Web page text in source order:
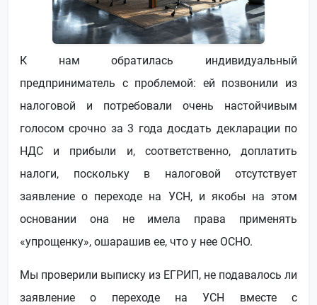
К нам обратилась индивидуальный
предприниматель с проблемой: ей позвонили из
налоговой и потребовали очень настойчивым
голосом срочно за 3 года досдать декларации по
НДС и прибыли и, соответственно, доплатить
налоги, поскольку в налоговой отсутствует
заявление о переходе на УСН, и якобы на этом
основании она не имела права применять
«упрощенку», ошарашив ее, что у нее ОСНО.
Мы проверили выписку из ЕГРИП, не подавалось ли
заявление о переходе на УСН вместе с